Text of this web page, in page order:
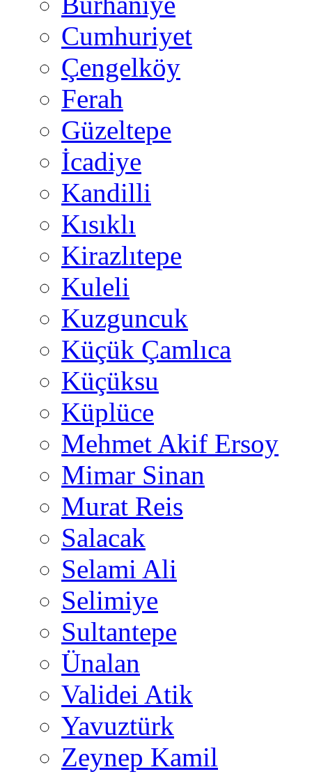
Cumhuriyet
Çengelköy
Ferah
Güzeltepe
İcadiye
Kandilli
Kısıklı
Kirazlıtepe
Kuleli
Kuzguncuk
Küçük Çamlıca
Küçüksu
Küplüce
Mehmet Akif Ersoy
Mimar Sinan
Murat Reis
Salacak
Selami Ali
Selimiye
Sultantepe
Ünalan
Validei Atik
Yavuztürk
Zeynep Kamil